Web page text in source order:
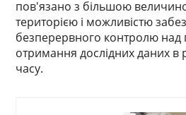
пов'язано з більшою
територією і можливістю
безперервного контролю над
отримання дослідних даних в
часу.